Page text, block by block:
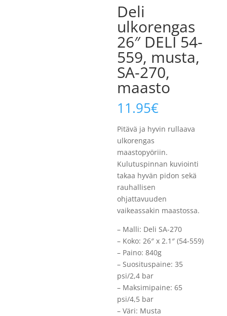
Deli
ulkorengas
26″ DELI 54-
559, musta,
SA-270,
maasto
11.95€
Pitävä ja hyvin rullaava
ulkorengas
maastopyöriin.
Kulutuspinnan kuviointi
takaa hyvän pidon sekä
rauhallisen
ohjattavuuden
vaikeassakin maastossa.
– Malli: Deli SA-270
– Koko: 26″ x 2.1″ (54-559)
– Paino: 840g
– Suosituspaine: 35
psi/2,4 bar
– Maksimipaine: 65
psi/4,5 bar
– Väri: Musta